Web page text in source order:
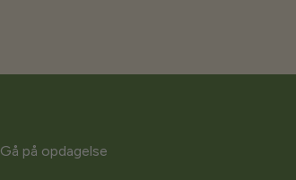
Gå på opdagelse